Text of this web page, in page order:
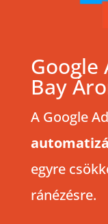
Bay
A Google
egyre
ránézésre.